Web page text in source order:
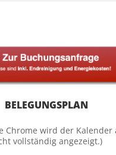
BELEGUNGSPLAN
Chrome wird der
vollständig angezeigt.)